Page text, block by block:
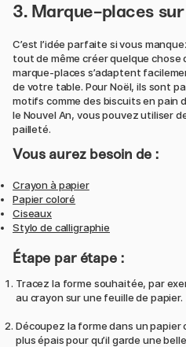
3. Marque-places
C’est l’idée parfaite si vous
tout de même créer quelque chose
marque-places s’adaptent
de votre table. Pour Noël, ils sont
motifs comme des biscuits en pain
le Nouvel An, vous pouvez utiliser
pailleté.
Vous aurez besoin de :
Crayon à papier
Papier coloré
Ciseaux
Stylo de calligraphie
Étape par étape :
Tracez la forme souhaitée, par
au crayon sur une feuille de papier.
Découpez la forme dans un papier
plus épais pour qu’il garde une